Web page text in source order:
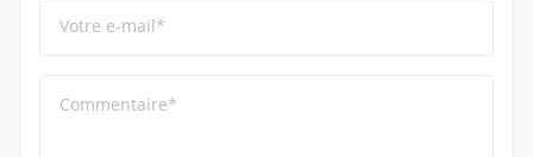
Votre e-mail*
Commentaire*